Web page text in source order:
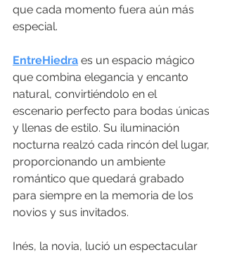
que cada momento fuera aún más
especial.
EntreHiedra es un espacio mágico
que combina elegancia y encanto
natural, convirtiéndolo en el
escenario perfecto para bodas únicas
y llenas de estilo. Su iluminación
nocturna realzó cada rincón del lugar,
proporcionando un ambiente
romántico que quedará grabado
para siempre en la memoria de los
novios y sus invitados.
Inés, la novia, lució un espectacular